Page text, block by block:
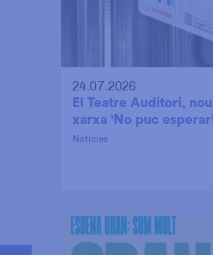
24.07.2026
El Teatre Auditori,
xarxa 'No puc
Notícies